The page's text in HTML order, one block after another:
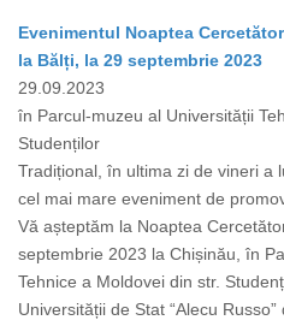
Evenimentul Noaptea
la Bălți, la 29 septembrie 2023
29.09.2023
în Parcul-muzeu al Universității
Studenților
Tradițional, în ultima zi de vineri a
cel mai mare eveniment de
Vă așteptăm la Noaptea
septembrie 2023 la Chișinău, în
Tehnice a Moldovei din str.
Universității de Stat “Alecu